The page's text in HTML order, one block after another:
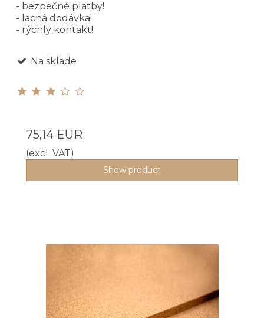
- bezpečné platby!
- lacná dodávka!
- rýchly kontakt!
Na sklade
75,14 EUR
(excl. VAT)
Show product